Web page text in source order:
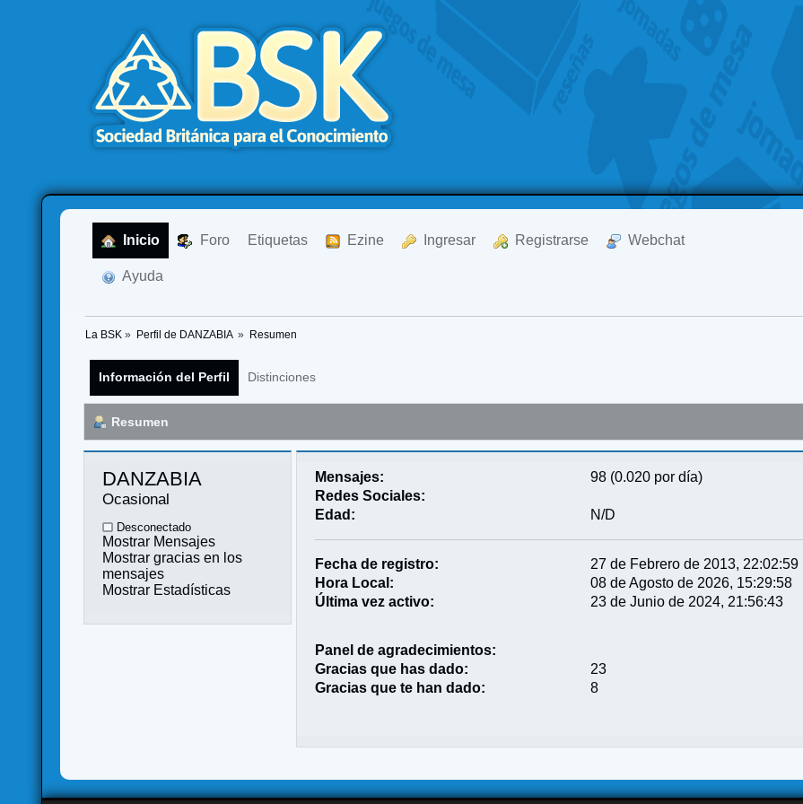
Inicio Foro Etiquetas Ezine Ingresar Registrarse Webchat
Ayuda
La BSK » Perfil de DANZABIA » Resumen
Información del Perfil Distinciones
Resumen
DANZABIA
Ocasional
Desconectado
Mostrar Mensajes
Mostrar gracias en los
mensajes
Mostrar Estadísticas
Mensajes:
98 (0.020 por día)
Redes Sociales:
Edad:
N/D
Fecha de registro:
27 de Febrero de 2013, 22:02:59
Hora Local:
08 de Agosto de 2026, 15:29:58
Última vez activo:
23 de Junio de 2024, 21:56:43
Panel de agradecimientos:
Gracias que has dado:
23
Gracias que te han dado:
8